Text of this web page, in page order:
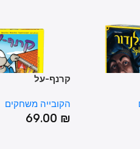
קרנף-על
הקובייה משחקים
69.00